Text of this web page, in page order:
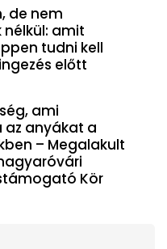
de nem
nélkül: amit
tudni kell
előtt
ami
anyákat a
– Megalakult
Kör